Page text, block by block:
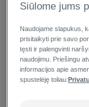
Siūlome jums
Naudojame slapukus,
prisitaikyti prie savo
tęsti ir palengvinti
naudojimu. Priešingu
informacijos apie
spustelėję toliau: